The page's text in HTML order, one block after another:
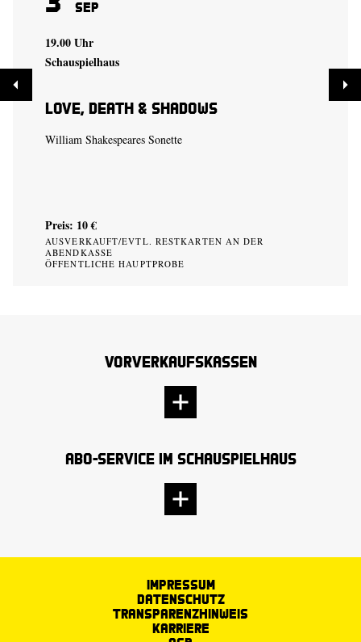
Sep
19.00 Uhr
Schauspielhaus
Love, Death & Shadows
William Shakespeares Sonette
Preis: 10 €
AUSVERKAUFT/EVTL. RESTKARTEN AN DER
ABENDKASSE
ÖFFENTLICHE HAUPTPROBE
Vorverkaufskassen
Abo-Service im Schauspielhaus
Impressum
Datenschutz
Transparenzhinweis
Karriere